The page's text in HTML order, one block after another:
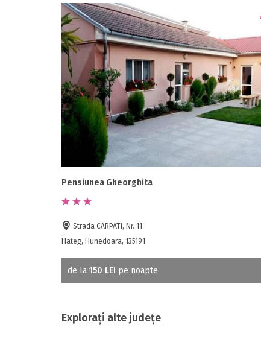
Pensiunea Gheorghita
Strada CARPATI, Nr. 11
Hateg, Hunedoara, 135191
de la 150 LEI pe noapte
Explorați alte județe